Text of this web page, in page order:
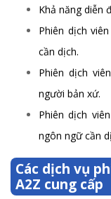
Khả năng diễn
Phiên dịch
cần dịch.
Phiên dịch
người bản xứ.
Phiên dịch
ngôn ngữ cần
Các dịch vụ
A2Z cung cấp